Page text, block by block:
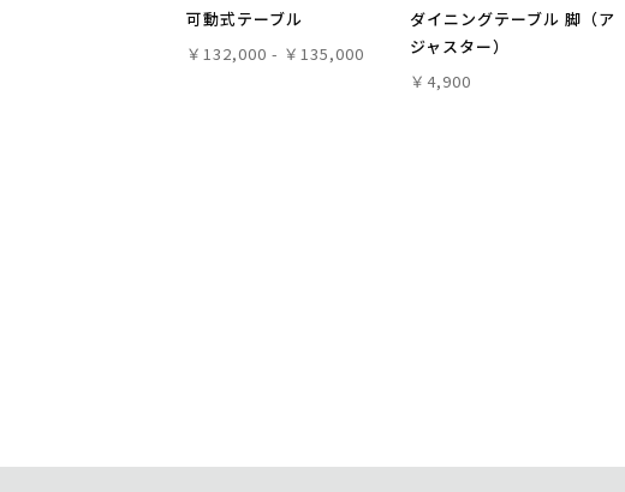
可動式テーブル
￥132,000 - ￥135,000
ダイニングテーブル 脚（ア
ジャスター）
￥4,900